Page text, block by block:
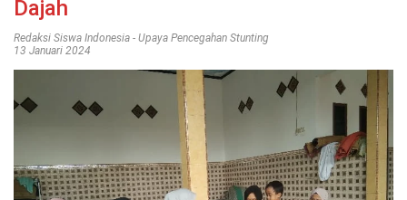
Dajah
Redaksi Siswa Indonesia - Upaya Pencegahan Stunting
13 Januari 2024